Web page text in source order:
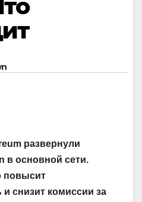
развернули
в основной сети.
повысит
снизит комиссии за